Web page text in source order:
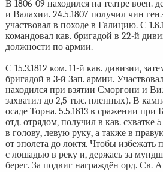
В 1806-09 находился на театре воен.
и Валахии. 24.5.1807 получил чин
участвовал в походе в Галицию. С
командовал кав. бригадой в 22-й
должности по армии.
С 15.3.1812 ком. 11-й кав. дивизии,
бригадой в 3-й Зап. армии.
находился при взятии Сморгони и
захватил до 2,5 тыс. пленных). В
осаде Торна. 5.5.1813 в сражении при
отд. отрядом, получил в кав. схватке
в голову, левую руку, а также в
от эполета до локтя. Чтобы избежать
с лошадью в реку и, держась за
берег. За подвиг награждён орд. Св.